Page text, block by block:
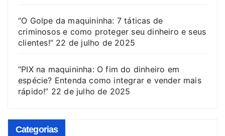
“O Golpe da maquininha: 7 táticas de
criminosos e como proteger seu dinheiro e seus
clientes!” 22 de julho de 2025
“PIX na maquininha: O fim do dinheiro em
espécie? Entenda como integrar e vender mais
rápido!” 22 de julho de 2025
Categorias